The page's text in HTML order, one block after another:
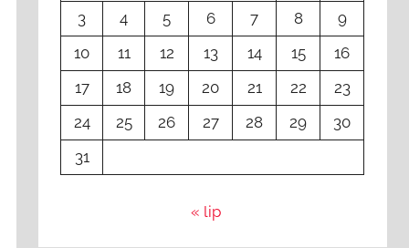
3
4 5 6 7 8
9
10
11 12 13 14 15
16
17
18 19 20 21 22
23
24
25 26 27 28 29
30
31
« lip